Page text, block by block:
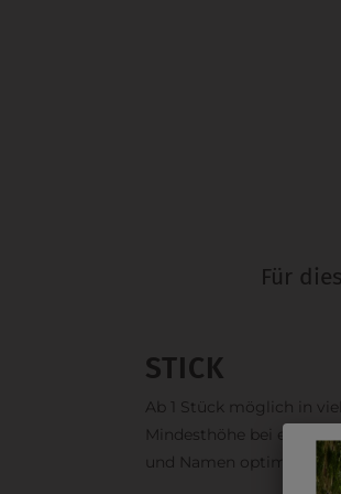
Für
STICK
Ab 1 Stück möglich in
Mindesthöhe bei einem
und Namen optimal.